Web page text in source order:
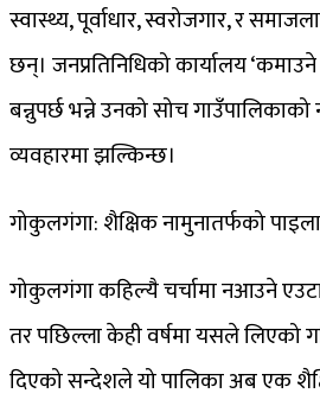
स्वास्थ्य, पूर्वाधार, स्वरोजगार, र
छन्। जनप्रतिनिधिको कार्यालय ‘कमाउने
बन्नुपर्छ भन्ने उनको सोच गाउँपालिकाको
व्यवहारमा झल्किन्छ।
गोकुलगंगा: शैक्षिक नामुनातर्फको पाइला
गोकुलगंगा कहिल्यै चर्चामा नआउने एउटा
तर पछिल्ला केही वर्षमा यसले लिएको
दिएको सन्देशले यो पालिका अब एक